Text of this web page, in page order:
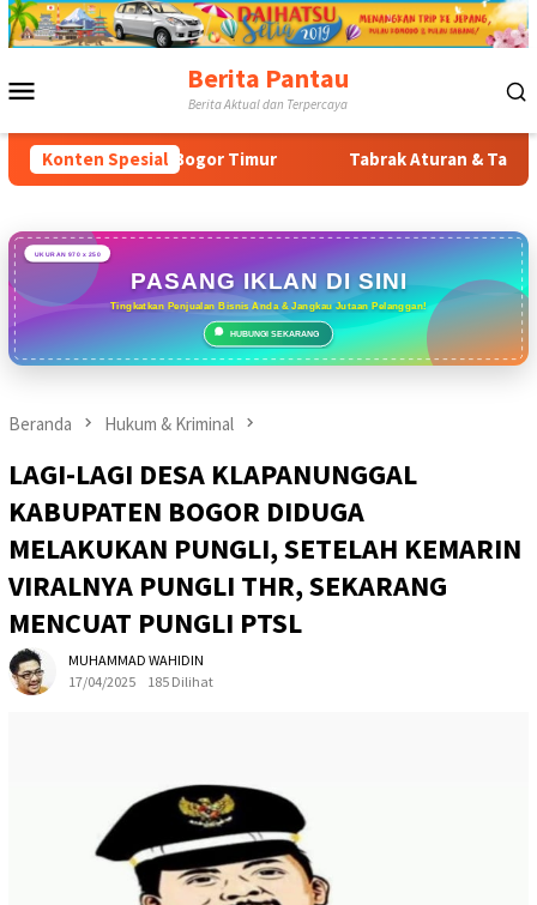
Loncat
ke
Berita Pantau
Berita Aktual dan Terpercaya
Konten Spesial
Bogor Timur Tabrak Aturan & Tantang Satpol PP:
UKURAN 970 x 250
PASANG IKLAN DI SINI
Tingkatkan Penjualan Bisnis Anda & Jangkau Jutaan Pelanggan!
HUBUNGI SEKARANG
Beranda Hukum & Kriminal
LAGI-LAGI DESA KLAPANUNGGAL
KABUPATEN BOGOR DIDUGA
MELAKUKAN PUNGLI, SETELAH KEMARIN
VIRALNYA PUNGLI THR, SEKARANG
MENCUAT PUNGLI PTSL
MUHAMMAD WAHIDIN
17/04/2025
185 Dilihat